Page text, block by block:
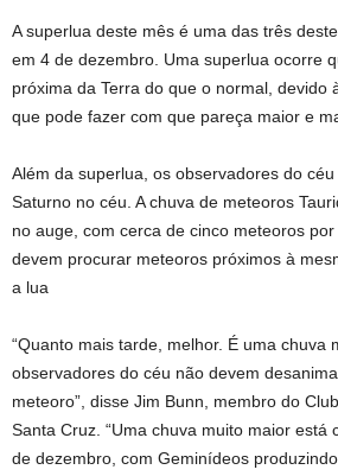
A superlua deste mês é uma das três
em 4 de dezembro. Uma superlua ocorre
próxima da Terra do que o normal, devido
que pode fazer com que pareça maior e
Além da superlua, os observadores do
Saturno no céu. A chuva de meteoros
no auge, com cerca de cinco meteoros
devem procurar meteoros próximos à
a lua
“Quanto mais tarde, melhor. É uma chuva
observadores do céu não devem
meteoro”, disse Jim Bunn, membro do
Santa Cruz. “Uma chuva muito maior está
de dezembro, com Geminídeos